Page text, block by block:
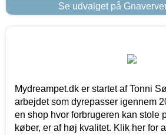
Se udvalget på
Mydreampet.dk er startet af Tonni
arbejdet som dyrepasser igennem
en shop hvor forbrugeren kan stole
køber, er af høj kvalitet. Klik her for